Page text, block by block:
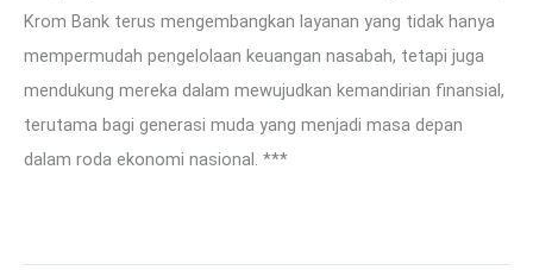
Krom Bank terus mengembangkan layanan yang tidak hanya
mempermudah pengelolaan keuangan nasabah, tetapi juga
mendukung mereka dalam mewujudkan kemandirian finansial,
terutama bagi generasi muda yang menjadi masa depan
dalam roda ekonomi nasional. ***